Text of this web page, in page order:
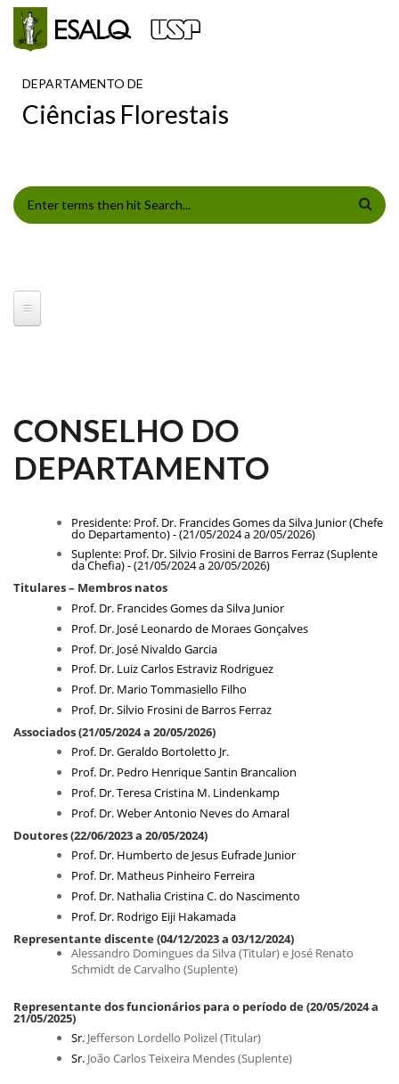
Pular para o conteúdo principal
DEPARTAMENTO DE
Ciências Florestais
FORMULÁRIO DE BUSCA
CONSELHO DO
DEPARTAMENTO
Presidente: Prof. Dr. Francides Gomes da Silva Junior (Chefe
do Departamento) - (21/05/2024 a 20/05/2026)
Suplente: Prof. Dr. Silvio Frosini de Barros Ferraz (Suplente
da Chefia) - (21/05/2024 a 20/05/2026)
Titulares – Membros natos
Prof. Dr. Francides Gomes da Silva Junior
Prof. Dr. José Leonardo de Moraes Gonçalves
Prof. Dr. José Nivaldo Garcia
Prof. Dr. Luiz Carlos Estraviz Rodriguez
Prof. Dr. Mario Tommasiello Filho
Prof. Dr. Silvio Frosini de Barros Ferraz
Associados(21/05/2024 a 20/05/2026)
Prof. Dr. Geraldo Bortoletto Jr.
Prof. Dr. Pedro Henrique Santin Brancalion
Prof. Dr. Teresa Cristina M. Lindenkamp
Prof. Dr. Weber Antonio Neves do Amaral
Doutores(22/06/2023 a 20/05/2024)
Prof. Dr. Humberto de Jesus Eufrade Junior
Prof. Dr. Matheus Pinheiro Ferreira
Prof. Dr. Nathalia Cristina C. do Nascimento
Prof. Dr. Rodrigo Eiji Hakamada
Representante discente (04/12/2023 a 03/12/2024)
Alessandro Domingues da Silva (Titular) e José Renato
Schmidt de Carvalho (Suplente)
Representante dos funcionários para o período de (20/05/2024 a
21/05/2025)
Sr. Jefferson Lordello Polizel (Titular)
Sr. João Carlos Teixeira Mendes (Suplente)